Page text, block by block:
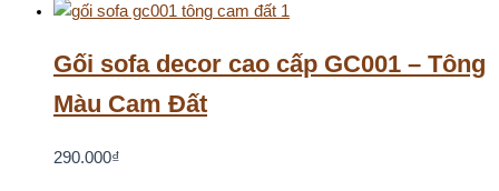
Gối sofa decor cao cấp GC001 – Tông
Màu Cam Đất
290.000₫